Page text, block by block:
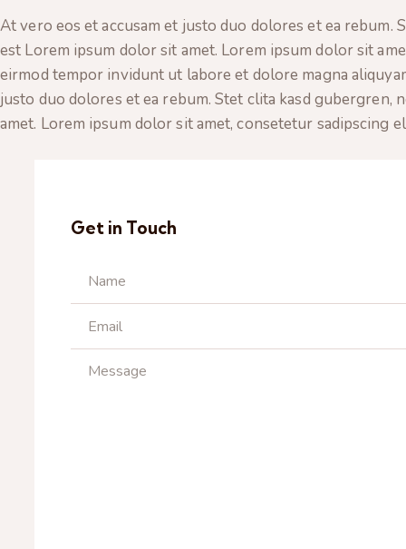
At vero eos et accusam et justo duo dolores et ea rebum.
est Lorem ipsum dolor sit amet. Lorem ipsum dolor sit
eirmod tempor invidunt ut labore et dolore magna
justo duo dolores et ea rebum. Stet clita kasd gubergren,
amet. Lorem ipsum dolor sit amet, consetetur sadipscing
Get in Touch